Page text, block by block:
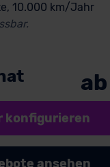
10.000 km/Jahr
ab
konfigurieren
ansehen